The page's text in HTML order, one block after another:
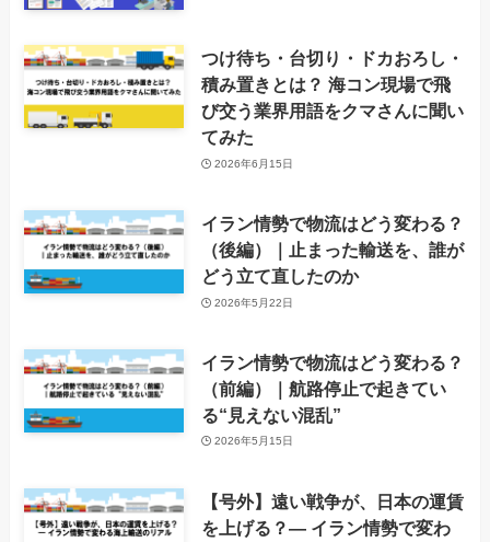
つけ待ち・台切り・ドカおろし・
積み置きとは？ 海コン現場で飛
び交う業界用語をクマさんに聞い
てみた
2026年6月15日
イラン情勢で物流はどう変わる？
（後編）｜止まった輸送を、誰が
どう立て直したのか
2026年5月22日
イラン情勢で物流はどう変わる？
（前編）｜航路停止で起きてい
る“見えない混乱”
2026年5月15日
【号外】遠い戦争が、日本の運賃
を上げる？― イラン情勢で変わ